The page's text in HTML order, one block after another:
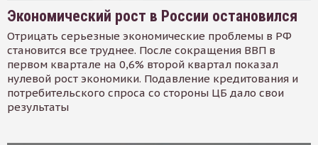
Экономический рост в России остановился
Отрицать серьезные экономические проблемы в РФ
становится все труднее. После сокращения ВВП в
первом квартале на 0,6% второй квартал показал
нулевой рост экономики. Подавление кредитования и
потребительского спроса со стороны ЦБ дало свои
результаты